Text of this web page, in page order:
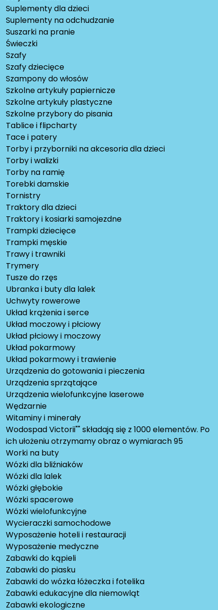
Suplementy dla dzieci
Suplementy na odchudzanie
Suszarki na pranie
Świeczki
Szafy
Szafy dziecięce
Szampony do włosów
Szkolne artykuły papiernicze
Szkolne artykuły plastyczne
Szkolne przybory do pisania
Tablice i flipcharty
Tace i patery
Torby i przyborniki na akcesoria dla dzieci
Torby i walizki
Torby na ramię
Torebki damskie
Tornistry
Traktory dla dzieci
Traktory i kosiarki samojezdne
Trampki dziecięce
Trampki męskie
Trawy i trawniki
Trymery
Tusze do rzęs
Ubranka i buty dla lalek
Uchwyty rowerowe
Układ krążenia i serce
Układ moczowy i płciowy
Układ płciowy i moczowy
Układ pokarmowy
Układ pokarmowy i trawienie
Urządzenia do gotowania i pieczenia
Urządzenia sprzątające
Urządzenia wielofunkcyjne laserowe
Wędzarnie
Witaminy i minerały
Wodospad Victorii"" składają się z 1000 elementów. Po
ich ułożeniu otrzymamy obraz o wymiarach 95
Worki na buty
Wózki dla bliźniaków
Wózki dla lalek
Wózki głębokie
Wózki spacerowe
Wózki wielofunkcyjne
Wycieraczki samochodowe
Wyposażenie hoteli i restauracji
Wyposażenie medyczne
Zabawki do kąpieli
Zabawki do piasku
Zabawki do wózka łóżeczka i fotelika
Zabawki edukacyjne dla niemowląt
Zabawki ekologiczne